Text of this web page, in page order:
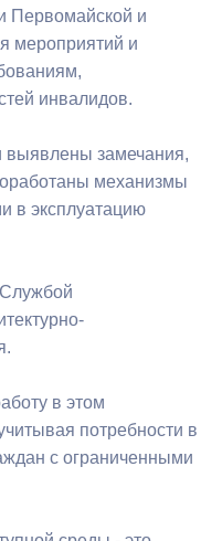
Первомайской и
мероприятий и
инвалидов.
выявлены замечания,
механизмы
в эксплуатацию
Службой
в этом
потребности в
с ограниченными